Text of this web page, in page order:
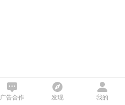
广告合作 发现 我的